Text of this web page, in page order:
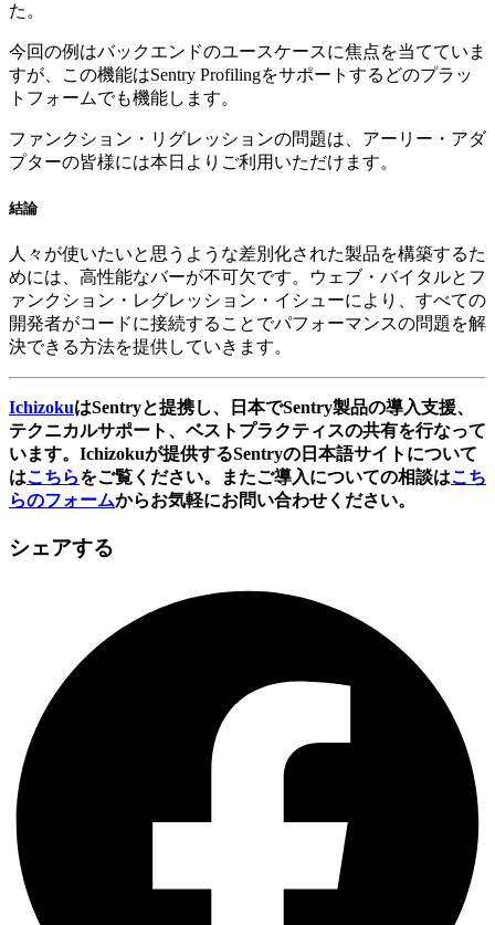
た。
今回の例はバックエンドのユースケースに焦点を当てていま
すが、この機能はSentry Profilingをサポートするどのプラッ
トフォームでも機能します。
ファンクション・リグレッションの問題は、アーリー・アダ
プターの皆様には本日よりご利用いただけます。
結論
人々が使いたいと思うような差別化された製品を構築するた
めには、高性能なバーが不可欠です。ウェブ・バイタルとフ
ァンクション・レグレッション・イシューにより、すべての
開発者がコードに接続することでパフォーマンスの問題を解
決できる方法を提供していきます。
IchizokuはSentryと提携し、日本でSentry製品の導入支援、
テクニカルサポート、ベストプラクティスの共有を行なって
います。Ichizokuが提供するSentryの日本語サイトについて
はこちらをご覧ください。またご導入についての相談はこち
らのフォームからお気軽にお問い合わせください。
シェアする